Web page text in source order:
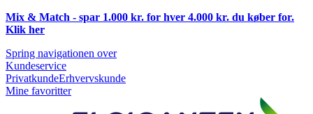
Mix & Match - spar 1.000 kr. for hver 4.000 kr. du køber for.
Klik her
Spring navigationen over
Kundeservice
PrivatkundeErhvervskunde
Mine favoritter